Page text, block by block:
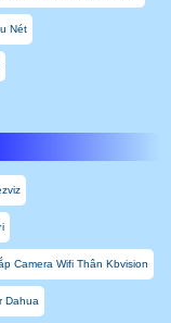
Nét
Camera Wifi Thân Kbvision
Dahua